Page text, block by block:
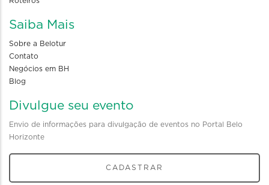
Saiba Mais
Sobre a Belotur
Contato
Negócios em BH
Blog
Divulgue seu evento
Envio de informações para divulgação de eventos no Portal Belo
Horizonte
CADASTRAR